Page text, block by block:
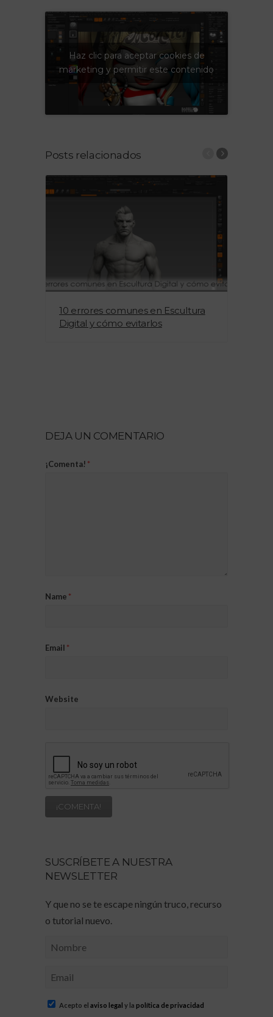
Haz clic para aceptar cookies de
marketing y permitir este contenido
Posts relacionados
10 errores comunes en Escultura
Digital y cómo evitarlos
DEJA UN COMENTARIO
¡Comenta! *
Name *
Email *
Website
SUSCRÍBETE A NUESTRA
NEWSLETTER
Y que no se te escape ningún truco, recurso
o tutorial nuevo.
Acepto el aviso legal y la política de privacidad